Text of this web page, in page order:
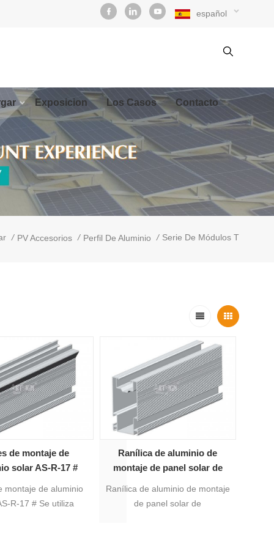
español
Exposicion Los Casos Contacto
/ PV Accesorios / Perfil De Aluminio / Serie De Módulos T
de montaje de
solar AS-R-17 #
montaje de aluminio
R-17 # Se utiliza
Ranílica de aluminio de
montaje de panel solar de
Ranílica de aluminio de montaje
de panel solar de